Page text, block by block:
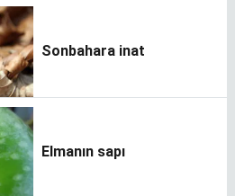
Sonbahara inat
Elmanın sapı